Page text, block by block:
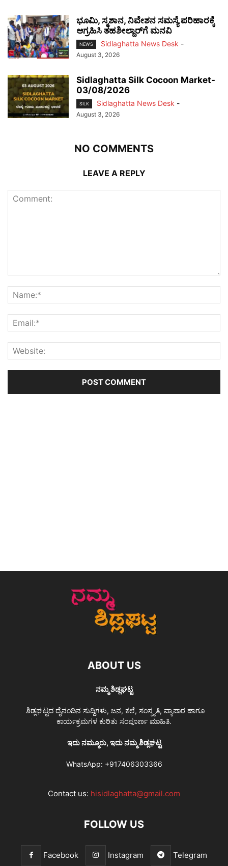
ಭೂಮಿ, ಸ್ಮಶಾನ, ನಿವೇಶನ ಸಮಸ್ಯೆ ಪರಿಹಾರಕ್ಕೆ
ಆಗ್ರಹಿಸಿ ತಹಶೀಲ್ದಾರ್‌ಗೆ ಮನವಿ
NEWS Sidlaghatta News Desk -
August 3, 2026
Sidlaghatta Silk Cocoon Market-
03/08/2026
SILK Sidlaghatta News Desk -
August 3, 2026
NO COMMENTS
LEAVE A REPLY
ABOUT US
ನಮ್ಮ ಶಿಡ್ಲಘಟ್ಟ
ಶಿಡ್ಲಘಟ್ಟದ ದೈನಂದಿನ ಸುದ್ದಿಗಳು, ಜನ, ಕಲೆ, ಸಂಸ್ಕೃತಿ, ವ್ಯಾಪಾರ ಹಾಗೂ
ಕಾರ್ಯಕ್ರಮಗಳ ಕುರಿತು ಸಂಪೂರ್ಣ ಮಾಹಿತಿ.
ಇದು ನಮ್ಮೂರು, ಇದು ನಮ್ಮ ಶಿಡ್ಲಘಟ್ಟ
WhatsApp: +917406303366
Contact us: hisidlaghatta@gmail.com
FOLLOW US
Facebook Instagram Telegram